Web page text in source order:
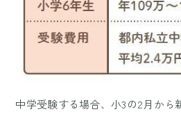
中学受験する場合、小3の2月から